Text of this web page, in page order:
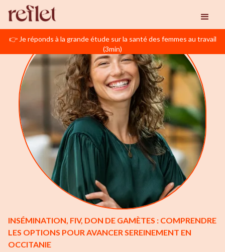
👉 Je réponds à la grande étude sur la santé des femmes au travail
(3min)
INSÉMINATION, FIV, DON DE GAMÈTES : COMPRENDRE
LES OPTIONS POUR AVANCER SEREINEMENT EN
OCCITANIE